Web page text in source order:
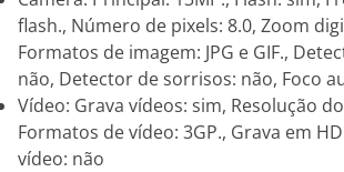
flash., Número de pixels: 8.0, Zoom
Formatos de imagem: JPG e GIF.,
não, Detector de sorrisos: não, Foco
Vídeo: Grava vídeos: sim, Resolução
Formatos de vídeo: 3GP., Grava em
vídeo: não